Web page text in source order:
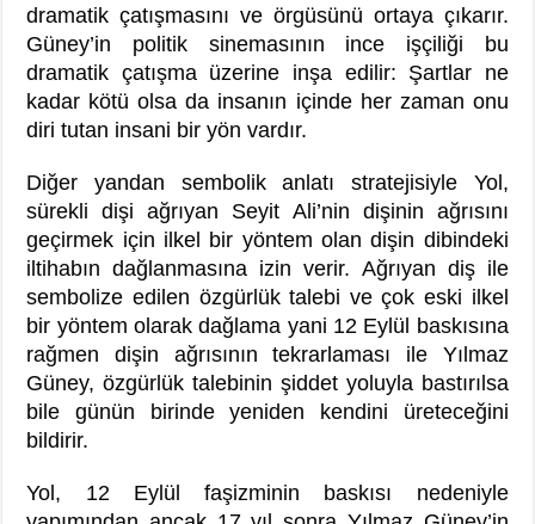
dramatik çatışmasını ve örgüsünü ortaya çıkarır.
Güney’in politik sinemasının ince işçiliği bu
dramatik çatışma üzerine inşa edilir: Şartlar ne
kadar kötü olsa da insanın içinde her zaman onu
diri tutan insani bir yön vardır.
Diğer yandan sembolik anlatı stratejisiyle Yol,
sürekli dişi ağrıyan Seyit Ali’nin dişinin ağrısını
geçirmek için ilkel bir yöntem olan dişin dibindeki
iltihabın dağlanmasına izin verir. Ağrıyan diş ile
sembolize edilen özgürlük talebi ve çok eski ilkel
bir yöntem olarak dağlama yani 12 Eylül baskısına
rağmen dişin ağrısının tekrarlaması ile Yılmaz
Güney, özgürlük talebinin şiddet yoluyla bastırılsa
bile günün birinde yeniden kendini üreteceğini
bildirir.
Yol, 12 Eylül faşizminin baskısı nedeniyle